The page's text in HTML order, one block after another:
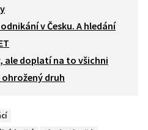
v Česku. A hledání
ale doplatí na to všichni
druh